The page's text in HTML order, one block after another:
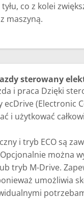
co z kolei
maszyną.
sterowany
i praca Dzięki
ecDrive (Electronic
i użytkować
i tryb ECO są
można
tryb M-Drive.
umożliwia